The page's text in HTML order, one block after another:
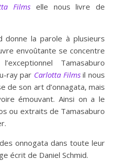
Films elle nous livre de
donne la parole à plusieurs
envoûtante se concentre
Tamasaburo
ray par Carlotta Filmsil nous
de son art d’onnagata, mais
émouvant. Ainsi on a le
ou extraits de Tamasaburo
onnogata dans toute leur
écrit de Daniel Schmid.